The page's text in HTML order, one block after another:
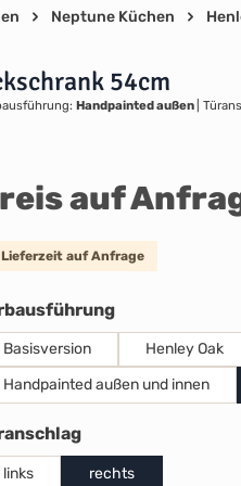
Neptune Küchen
54cm
Handpainted außen
auf
Lieferzeit auf Anfrage
auswählen
Basisversion
Henley Oak
Handpainted außen und innen
auswählen
links rechts